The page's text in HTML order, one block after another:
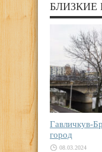
БЛИЗКИЕ
Гавличкув-
город
08.03.2024